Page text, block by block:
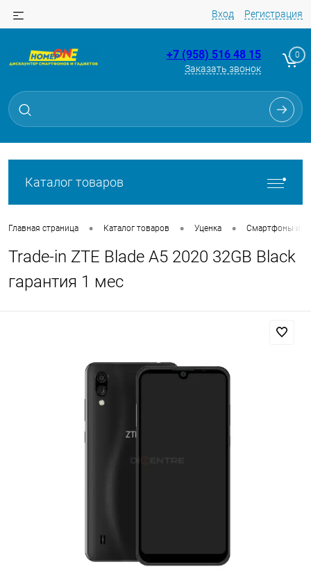
Вход Регистрация
+7 (958) 516 48 15
Заказать звонок
0
Каталог товаров
Главная страница • Каталог товаров • Уценка • Смартфоны из
Trade-in ZTE Blade A5 2020 32GB Black
гарантия 1 мес
Для клиентов всех банков
Разбейте
без переплат
Сегодня
Оплачивайте сегодня только
Получайте товар
списываться
% каждые 2 недели